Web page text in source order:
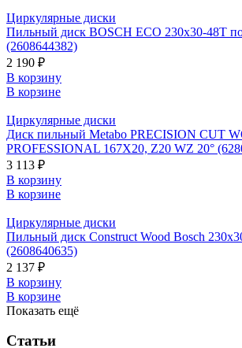
Циркулярные диски
Пильный диск BOSCH ECO 230x30-48T
(2608644382)
2 190 ₽
В корзину
В корзине
Циркулярные диски
Диск пильный Metabo PRECISION CUT
PROFESSIONAL 167X20, Z20 WZ 20°
3 113 ₽
В корзину
В корзине
Циркулярные диски
Пильный диск Construct Wood Bosch
(2608640635)
2 137 ₽
В корзину
В корзине
Показать ещё
Статьи